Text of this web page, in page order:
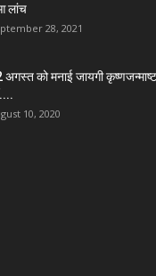
लांच
28, 2021
अगस्त को मनाई जायगी
10, 2020